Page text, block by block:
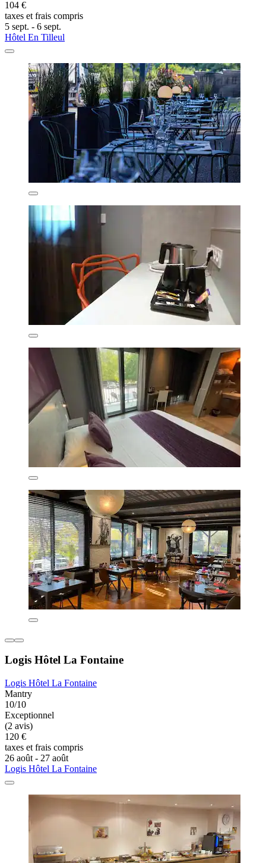
104 €
taxes et frais compris
5 sept. - 6 sept.
Hôtel En Tilleul
Logis Hôtel La Fontaine
Logis Hôtel La Fontaine
Mantry
10/10
Exceptionnel
(2 avis)
120 €
taxes et frais compris
26 août - 27 août
Logis Hôtel La Fontaine